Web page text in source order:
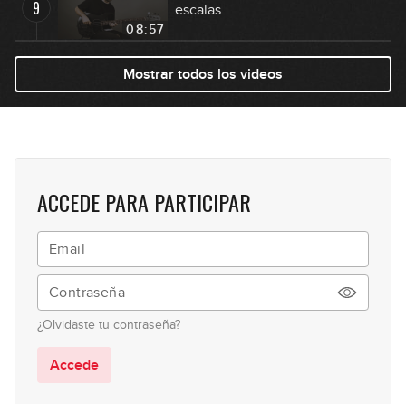
9
08:57
escalas
07:03
Los modos de la Menor Melódica:
arpegios
11
ejercicios
12
Los modos de la Menor Melódica:
Mostrar todos los videos
ACCEDE PARA PARTICIPAR
¿Olvidaste tu contraseña?
Accede